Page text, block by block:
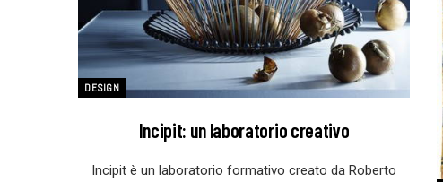
DESIGN
Incipit: un laboratorio creativo
Incipit è un laboratorio formativo creato da Roberto